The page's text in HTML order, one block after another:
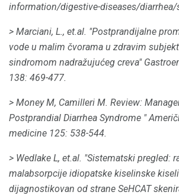
information/digestive-diseases/diarrhea/
> Marciani, L., et.al. "Postprandijalne
vode u malim čvorama u zdravim
sindromom nadražujućeg creva"
138: 469-477.
> Money M, Camilleri M. Review:
Postprandial Diarrhea Syndrome "
medicine 125: 538-544.
> Wedlake L, et.al. "Sistematski pregled:
malabsorpcije idiopatske kiselinske
dijagnostikovan od strane SeHCAT